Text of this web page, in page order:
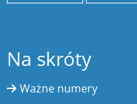
Na skróty
Ważne numery